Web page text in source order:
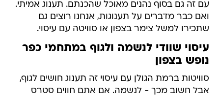
עם זה גם בסוף נהנים מאוכל שהכנתם. תענוג אמיתי.
ואם כבר מדברים על תענוגות, אנחנו רוצים גם
שתכירו למשל צימר בצפון או סוויטה עם עיסוי.
עיסוי שוודי לנשמה ולגוף במתחמי כפר
נופש בצפון
סוויטות ברמת הגולן עם עיסוי זה תענוג חושים לגוף,
אבל חשוב מכך - לנשמה. אם אתם חווים סטרס